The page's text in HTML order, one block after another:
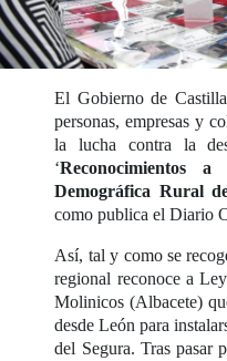
El Gobierno de
personas, empresas y
la lucha contra la
‘Reconocimientos
Demográfica Rural
como publica el Diario
Así, tal y como se
regional reconoce a
Molinicos (Albacete)
desde León para
del Segura. Tras pasar